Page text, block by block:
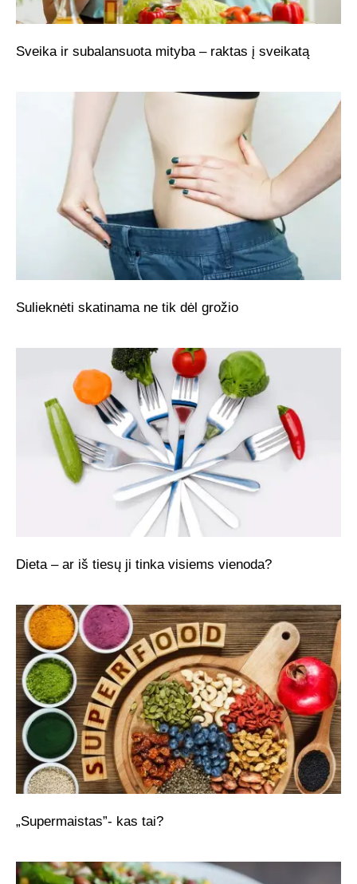
Sveika ir subalansuota mityba – raktas į sveikatą
Sulieknėti skatinama ne tik dėl grožio
Dieta – ar iš tiesų ji tinka visiems vienoda?
„Supermaistas”- kas tai?